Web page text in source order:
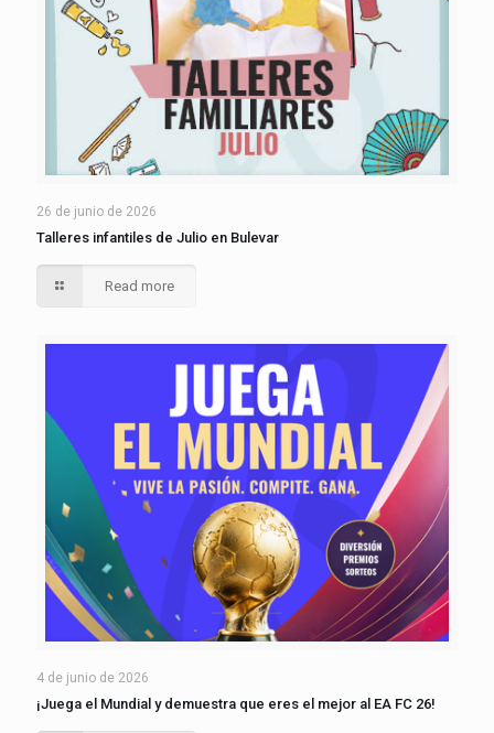
26 de junio de 2026
Talleres infantiles de Julio en Bulevar
Read more
4 de junio de 2026
¡Juega el Mundial y demuestra que eres el mejor al EA FC 26!